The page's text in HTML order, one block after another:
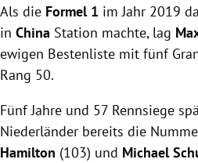
Untermenü
Als die Formel 1 im Jahr 2019
in China Station machte, lag
ewigen Bestenliste mit fünf
Rang 50.
Fünf Jahre und 57 Rennsiege
Niederländer bereits die
Hamilton (103) und Michael